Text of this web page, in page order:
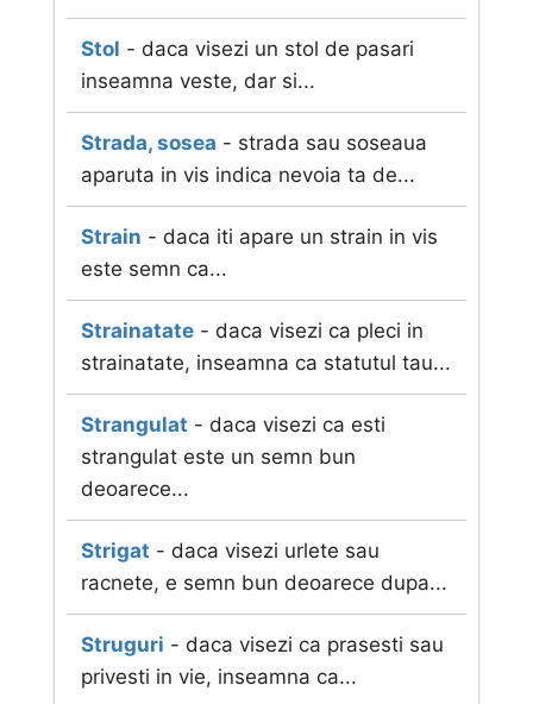
Stol - daca visezi un stol de pasari
inseamna veste, dar si...
Strada, sosea - strada sau soseaua
aparuta in vis indica nevoia ta de...
Strain - daca iti apare un strain in vis
este semn ca...
Strainatate - daca visezi ca pleci in
strainatate, inseamna ca statutul tau...
Strangulat - daca visezi ca esti
strangulat este un semn bun
deoarece...
Strigat - daca visezi urlete sau
racnete, e semn bun deoarece dupa...
Struguri - daca visezi ca prasesti sau
privesti in vie, inseamna ca...